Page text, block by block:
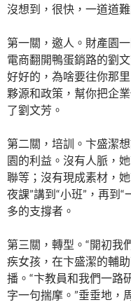
沒想到，很快，一道道
第一關，邀人。財產園
電商翻開鴨蛋銷路的劉
好好的，為啥要往你那
夥源和政策，幫你把企
了劉文芳。
第二關，培訓。卞盛潔
園的利益。沒有人脈，
聯等；沒有現成素材，
夜課”講到“小班”，再到
多的支撐者。
第三關，轉型。“開初我
疾女孩，在卞盛潔的輔
播。“卞教員和我們一路
字一句揣摩。”垂垂地，